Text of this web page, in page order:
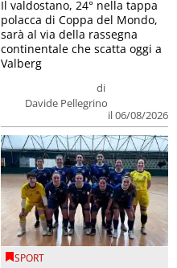
di
Davide Pellegrino
il 06/08/2026
Il valdostano, 24° nella tappa
polacca di Coppa del Mondo,
sarà al via della rassegna
continentale che scatta oggi a
Valberg
SPORT